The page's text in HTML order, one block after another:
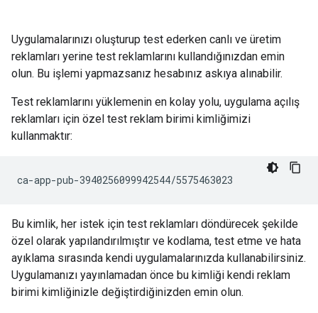
Uygulamalarınızı oluşturup test ederken canlı ve üretim
reklamları yerine test reklamlarını kullandığınızdan emin
olun. Bu işlemi yapmazsanız hesabınız askıya alınabilir.
Test reklamlarını yüklemenin en kolay yolu, uygulama açılış
reklamları için özel test reklam birimi kimliğimizi
kullanmaktır:
Bu kimlik, her istek için test reklamları döndürecek şekilde
özel olarak yapılandırılmıştır ve kodlama, test etme ve hata
ayıklama sırasında kendi uygulamalarınızda kullanabilirsiniz.
Uygulamanızı yayınlamadan önce bu kimliği kendi reklam
birimi kimliğinizle değiştirdiğinizden emin olun.